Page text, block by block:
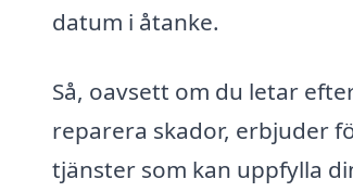
datum i åtanke.
Så, oavsett om du letar
reparera skador, erbjuder
tjänster som kan uppfylla